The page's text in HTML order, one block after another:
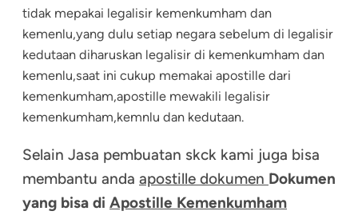
tidak mepakai legalisir kemenkumham dan
kemenlu,yang dulu setiap negara sebelum di legalisir
kedutaan diharuskan legalisir di kemenkumham dan
kemenlu,saat ini cukup memakai apostille dari
kemenkumham,apostille mewakili legalisir
kemenkumham,kemnlu dan kedutaan.
Selain Jasa pembuatan skck kami juga bisa
membantu anda apostille dokumen Dokumen
yang bisa di Apostille Kemenkumham